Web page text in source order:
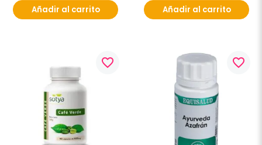
Añadir al carrito Añadir al carrito
favorite_border favorite_border